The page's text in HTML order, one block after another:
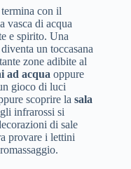
con il
vasca di acqua
e spirito. Una
un toccasana
zone adibite al
ad acqua oppure
gioco di luci
scoprire la sala
infrarossi si
di sale
provare i lettini